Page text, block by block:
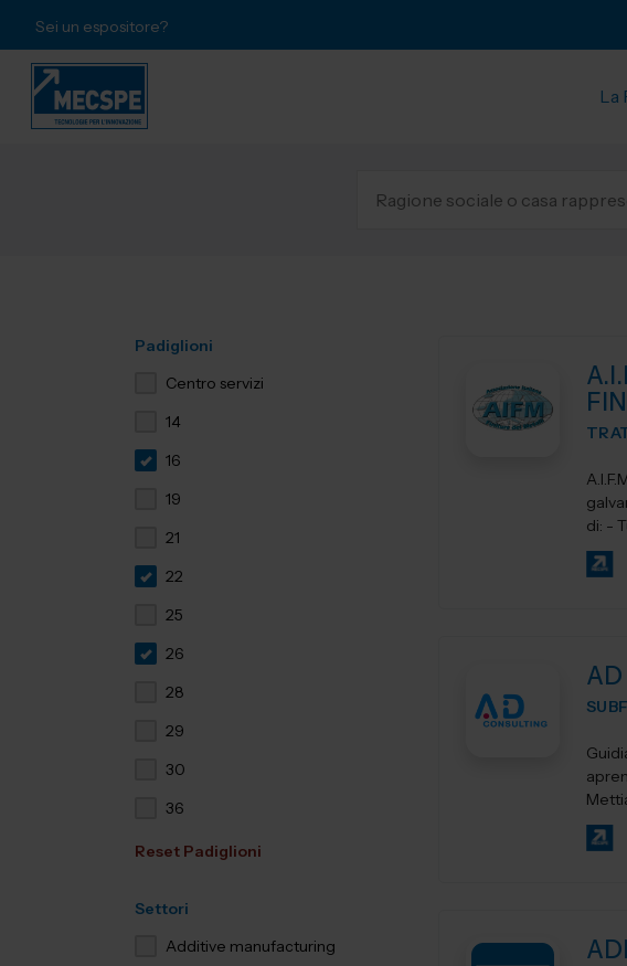
Sei un espositore?
La
Padiglioni
Centro servizi
14
16
19
21
22
25
26
28
29
30
36
Reset Padiglioni
Settori
Additive manufacturing
galvanico e
di: